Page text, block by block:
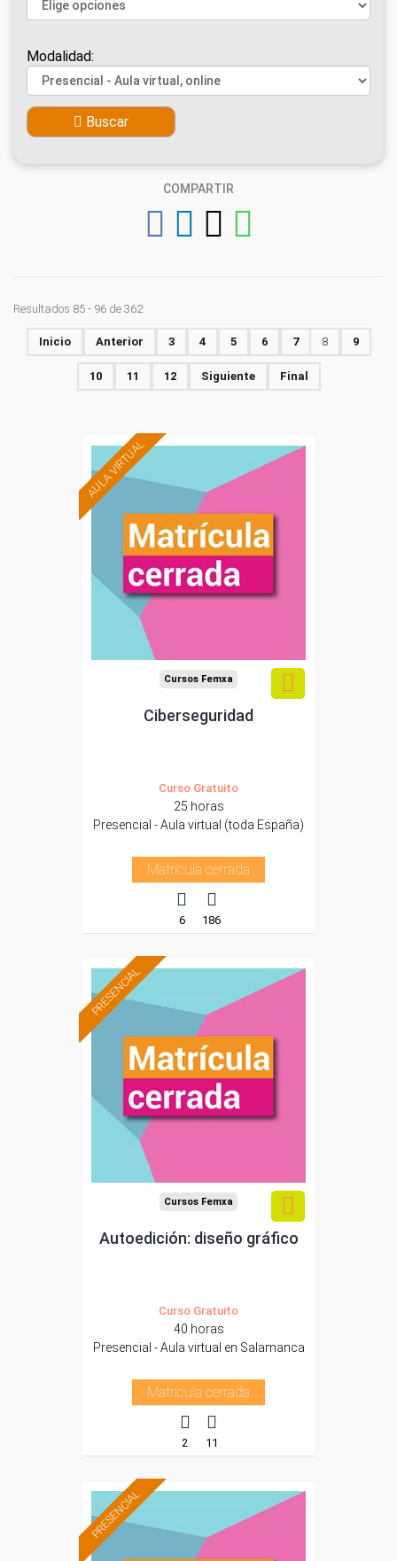
Modalidad:
Buscar
COMPARTIR
Resultados 85 - 96 de 362
Inicio Anterior 3 4 5 6 7 8 9
10 11 12 Siguiente Final
AULA VIRTUAL
Cursos Femxa
Ciberseguridad
Curso Gratuito
25 horas
Presencial - Aula virtual (toda España)
Matrícula cerrada
6 186
PRESENCIAL
Cursos Femxa
Autoedición: diseño gráfico
Curso Gratuito
40 horas
Presencial - Aula virtual en Salamanca
Matrícula cerrada
2 11
PRESENCIAL